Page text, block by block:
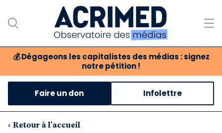
💰 Dégageons les capitalistes des médias : signez
notre pétition !
Notre association
Notre critique des médias
Nos propositions
Faire un don Infolettre
‹ Retour à l'accueil